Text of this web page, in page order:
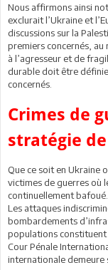
Nous affirmons ainsi
exclurait l’Ukraine et
discussions sur la
premiers concernés, au
à l’agresseur et de
durable doit être
concernés.
Crimes de
stratégie
Que ce soit en Ukraine
victimes de guerres où
continuellement bafoué.
Les attaques
bombardements
populations
Cour Pénale
internationale demeure